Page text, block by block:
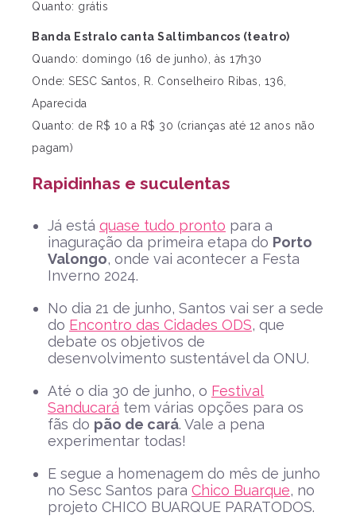
Quanto: grátis
Banda Estralo canta Saltimbancos (teatro)
Quando: domingo (16 de junho), às 17h30
Onde: SESC Santos, R. Conselheiro Ribas, 136,
Aparecida
Quanto: de R$ 10 a R$ 30 (crianças até 12 anos não
pagam)
Rapidinhas e suculentas
Já está quase tudo pronto para a
inaguração da primeira etapa do Porto
Valongo, onde vai acontecer a Festa
Inverno 2024.
No dia 21 de junho, Santos vai ser a sede
do Encontro das Cidades ODS, que
debate os objetivos de
desenvolvimento sustentável da ONU.
Até o dia 30 de junho, o Festival
Sanducará tem várias opções para os
fãs do pão de cará. Vale a pena
experimentar todas!
E segue a homenagem do mês de junho
no Sesc Santos para Chico Buarque, no
projeto CHICO BUARQUE PARATODOS.